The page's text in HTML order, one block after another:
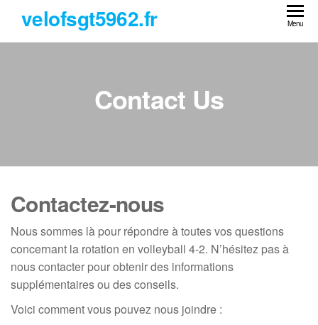
the
velofsgt5962.fr Menu
Contact Us
Contactez-nous
Nous sommes là pour répondre à toutes vos questions
concernant la rotation en volleyball 4-2. N’hésitez pas à
nous contacter pour obtenir des informations
supplémentaires ou des conseils.
Voici comment vous pouvez nous joindre :